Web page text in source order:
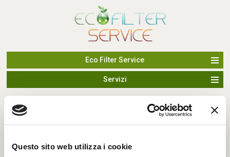
Questo sito web utilizza i cookie
Eco Filter Service
Servizi
Eco Filter Service
Cell. 388.9796659